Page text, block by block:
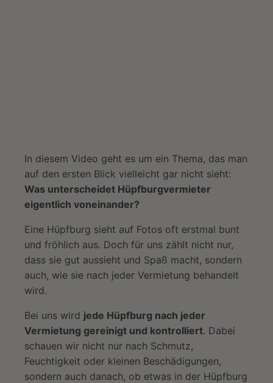
In diesem Video geht es um ein Thema, das man
auf den ersten Blick vielleicht gar nicht sieht:
Was unterscheidet Hüpfburgvermieter
eigentlich voneinander?
Eine Hüpfburg sieht auf Fotos oft erstmal bunt
und fröhlich aus. Doch für uns zählt nicht nur,
dass sie gut aussieht und Spaß macht, sondern
auch, wie sie nach jeder Vermietung behandelt
wird.
Bei uns wird jede Hüpfburg nach jeder
Vermietung gereinigt und kontrolliert. Dabei
schauen wir nicht nur nach Schmutz,
Feuchtigkeit oder kleinen Beschädigungen,
sondern auch danach, ob etwas in der Hüpfburg